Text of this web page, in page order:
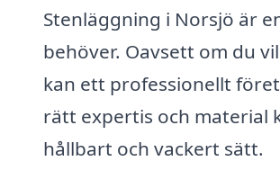
Stenläggning i Norsjö är
behöver. Oavsett om du
kan ett professionellt
rätt expertis och material
hållbart och vackert sätt.